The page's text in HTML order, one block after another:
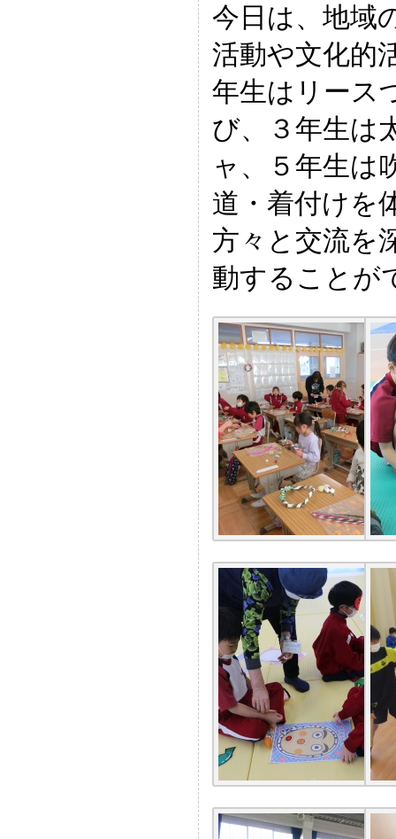
今日は、地域
活動や文化的
年生はリース
び、３年生は
ャ、５年生は
道・着付けを
方々と交流を
動することが